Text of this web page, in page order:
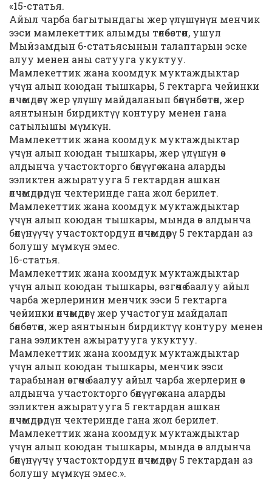
«15-статья.
Айыл чарба багытындагы жер үлүшүнүн менчик
ээси мамлекеттик алымды төлөбөстөн, ушул
Мыйзамдын 6-статьясынын талаптарын эске
алуу менен аны сатууга укуктуу.
Мамлекеттик жана коомдук муктаждыктар
үчүн алып коюдан тышкары, 5 гектарга чейинки
өлчөмдөгү жер үлүшү майдаланып бөлүнбөстөн, жер
аянтынын бирдиктүү контуру менен гана
сатылышы мүмкүн.
Мамлекеттик жана коомдук муктаждыктар
үчүн алып коюдан тышкары, жер үлүшүн өз
алдынча участокторго бөлүүгө жана аларды
ээликтен ажыратууга 5 гектардан ашкан
өлчөмдөрдүн чектеринде гана жол берилет.
Мамлекеттик жана коомдук муктаждыктар
үчүн алып коюдан тышкары, мында өз алдынча
бөлүнүүчү участоктордун өлчөмдөрү 5 гектардан аз
болушу мүмкүн эмес.
16-статья.
Мамлекеттик жана коомдук муктаждыктар
үчүн алып коюдан тышкары, ѳзгөчө баалуу айыл
чарба жерлеринин менчик ээси 5 гектарга
чейинки өлчөмдөгү жер участогун майдалап
бөлбөстөн, жер аянтынын бирдиктүү контуру менен
гана ээликтен ажыратууга укуктуу.
Мамлекеттик жана коомдук муктаждыктар
үчүн алып коюдан тышкары, менчик ээси
тарабынан өзгөчө баалуу айыл чарба жерлерин өз
алдынча участокторго бөлүүгө жана аларды
ээликтен ажыратууга 5 гектардан ашкан
өлчөмдөрдүн чектеринде гана жол берилет.
Мамлекеттик жана коомдук муктаждыктар
үчүн алып коюдан тышкары, мында өз алдынча
бөлүнүүчү участоктордун өлчөмдөрү 5 гектардан аз
болушу мүмкүн эмес.».